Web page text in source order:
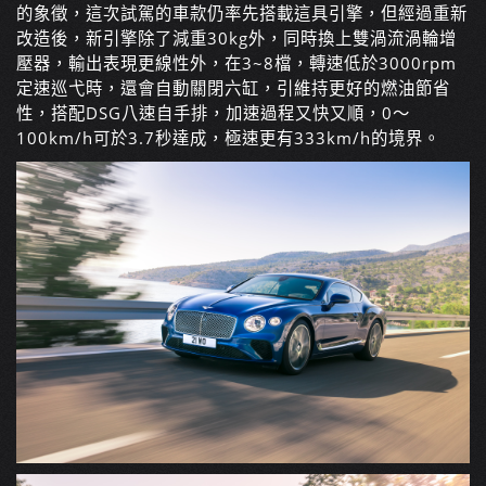
的象徵，這次試駕的車款仍率先搭載這具引擎，但經過重新
改造後，新引擎除了減重30kg外，同時換上雙渦流渦輪增
壓器，輸出表現更線性外，在3~8檔，轉速低於3000rpm
定速巡弋時，還會自動關閉六缸，引維持更好的燃油節省
性，搭配DSG八速自手排，加速過程又快又順，0～
100km/h可於3.7秒達成，極速更有333km/h的境界。